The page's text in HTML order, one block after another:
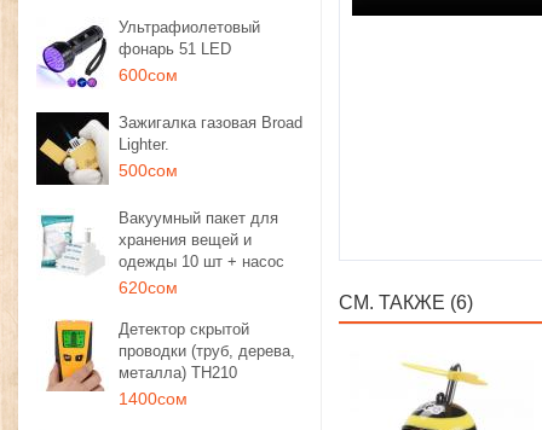
Ультрафиолетовый
фонарь 51 LED
600сом
Зажигалка газовая Broad
Lighter.
500сом
Вакуумный пакет для
хранения вещей и
одежды 10 шт + насос
620сом
Детектор скрытой
проводки (труб, дерева,
металла) TH210
1400сом
СМ. ТАКЖЕ (6)